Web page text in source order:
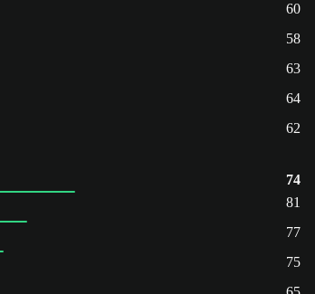
60
58
63
64
62
74
81
77
75